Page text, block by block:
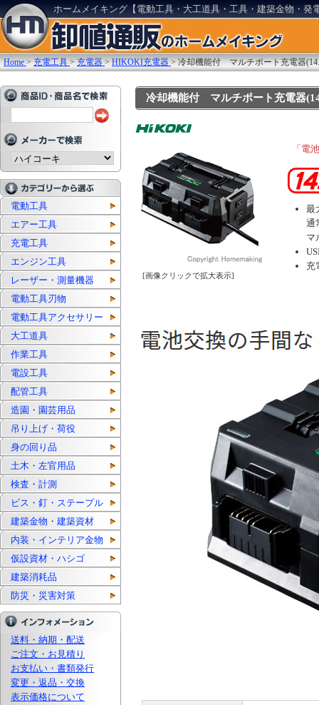
ホームメイキング【電動工具・大工道具・工具・建築金物・発
Home >充電工具 >充電器 >HIKOKI充電器 >冷却機能付 マルチポート充電器
電動工具
エアー工具
充電工具
エンジン工具
レーザー・測量機器
電動工具刃物
電動工具アクセサリー
大工道具
作業工具
電設工具
配管工具
造園・園芸用品
吊り上げ・荷役
身の回り品
土木・左官用品
検査・計測
ビス・釘・ステープル
建築金物・建築資材
内装・インテリア金物
仮設資材・ハシゴ
建築消耗品
防災・災害対策
送料・納期・配送
ご注文・お見積り
お支払い・書類発行
変更・返品・交換
表示価格について
冷却機能付 マルチポート充電器
[画像クリックで拡大表示]
「電
最
通
マ
充